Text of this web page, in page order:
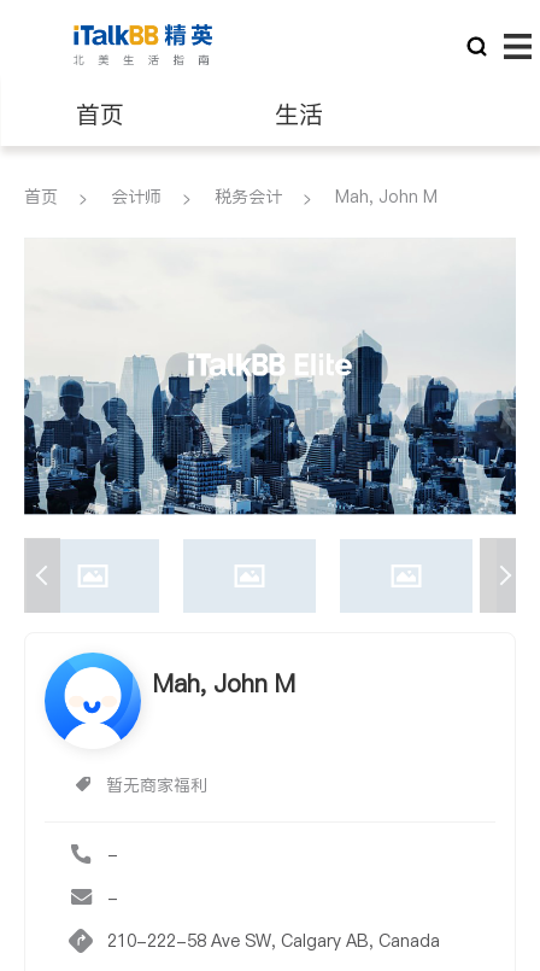
首页 生活
医生 律师
会计师
建筑装修
首页 会计师 税务会计 Mah, John M
Mah, John M
暂无商家福利
-
-
210-222-58 Ave SW, Calgary AB, Canada